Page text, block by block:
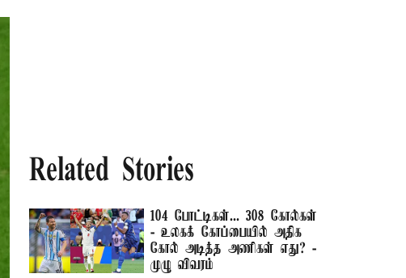
Related Stories
104 போட்டிகள்... 308 கோல்கள்
- உலகக் கோப்பையில் அதிக
கோல் அடித்த அணிகள் எது? -
முழு விவரம்